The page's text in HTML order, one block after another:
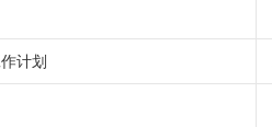
计划